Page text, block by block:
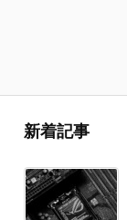
新着記事